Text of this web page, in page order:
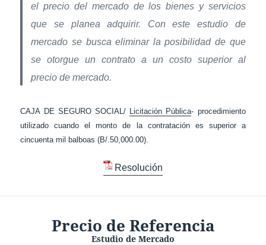
el precio del mercado de los bienes y servicios
que se planea adquirir. Con este estudio de
mercado se busca eliminar la posibilidad de que
se otorgue un contrato a un costo superior al
precio de mercado.
CAJA DE SEGURO SOCIAL/ Licitación Pública- procedimiento
utilizado cuando el monto de la contratación es superior a
cincuenta mil balboas (B/.50,000.00).
Resolución
Precio de Referencia
Estudio de Mercado